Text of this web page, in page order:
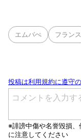
エムバぺ フランス